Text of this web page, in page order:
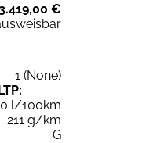
€
1 (None)
l/100km
211 g/km
G